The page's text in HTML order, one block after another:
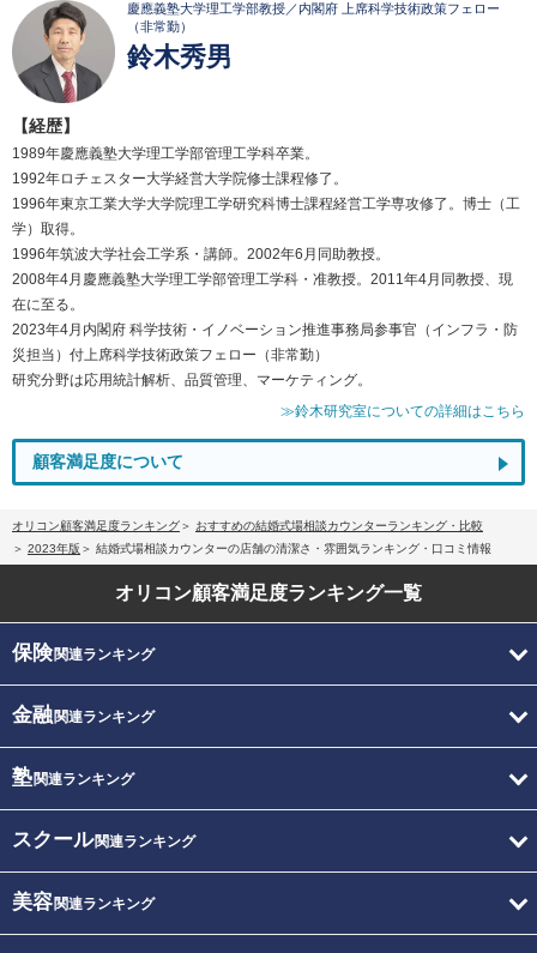
慶應義塾大学理工学部教授／内閣府 上席科学技術政策フェロー
（非常勤）
鈴木秀男
【経歴】
1989年慶應義塾大学理工学部管理工学科卒業。
1992年ロチェスター大学経営大学院修士課程修了。
1996年東京工業大学大学院理工学研究科博士課程経営工学専攻修了。博士（工
学）取得。
1996年筑波大学社会工学系・講師。2002年6月同助教授。
2008年4月慶應義塾大学理工学部管理工学科・准教授。2011年4月同教授、現
在に至る。
2023年4月内閣府 科学技術・イノベーション推進事務局参事官（インフラ・防
災担当）付上席科学技術政策フェロー（非常勤）
研究分野は応用統計解析、品質管理、マーケティング。
≫鈴木研究室についての詳細はこちら
顧客満足度について
オリコン顧客満足度ランキング
おすすめの結婚式場相談カウンターランキング・比較
2023年版
結婚式場相談カウンターの店舗の清潔さ・雰囲気ランキング・口コミ情報
オリコン顧客満足度ランキング一覧
保険関連ランキング
金融関連ランキング
塾関連ランキング
スクール関連ランキング
美容関連ランキング